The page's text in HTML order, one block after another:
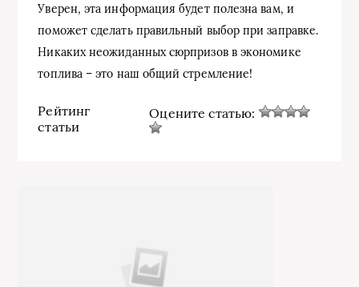
Уверен, эта информация будет полезна вам, и
поможет сделать правильный выбор при заправке.
Никаких неожиданных сюрпризов в экономике
топлива – это наш общий стремление!
Рейтинг
статьи
Оцените статью: